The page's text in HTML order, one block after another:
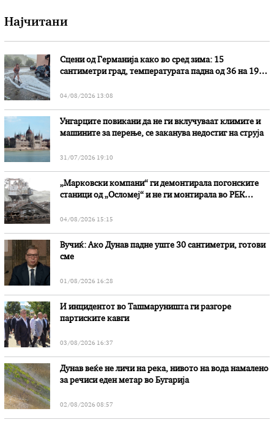
Најчитани
Сцени од Германија како во сред зима: 15
сантиметри град, температурата падна од 36 на 19
04/08/2026 13:08
Унгарците повикани да не ги вклучуваат климите и
машините за перење, се заканува недостиг на струја
31/07/2026 19:10
„Марковски компани“ ги демонтирала погонските
станици од „Осломеј“ и не ги монтирала во РЕК
04/08/2026 15:15
Вучиќ: Ако Дунав падне уште 30 сантиметри, готови
сме
01/08/2026 16:28
И инцидентот во Ташмаруништa ги разгоре
партиските кавги
03/08/2026 16:37
Дунав веќе не личи на река, нивото на вода намалено
за речиси еден метар во Бугарија
02/08/2026 08:57